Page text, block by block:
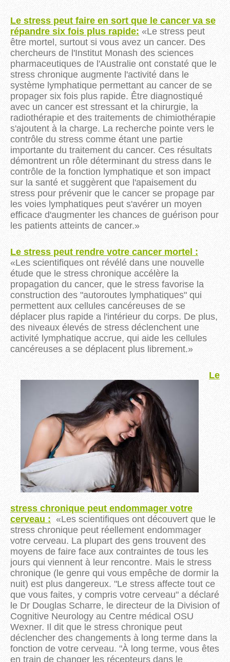
Le stress peut faire en sort que le cancer va se
répandre six fois plus rapide: «Le stress peut
être mortel, surtout si vous avez un cancer. Des
chercheurs de l'Institut Monash des sciences
pharmaceutiques de l'Australie ont constaté que le
stress chronique augmente l'activité dans le
système lymphatique permettant au cancer de se
propager six fois plus rapide. Être diagnostiqué
avec un cancer est stressant et la chirurgie, la
radiothérapie et des traitements de chimiothérapie
s'ajoutent à la charge. La recherche pointe vers le
contrôle du stress comme étant une partie
importante du traitement du cancer. Ces résultats
démontrent un rôle déterminant du stress dans le
contrôle de la fonction lymphatique et son impact
sur la santé et suggèrent que l'apaisement du
stress pour prévenir que le cancer se propage par
les voies lymphatiques peut s'avérer un moyen
efficace d'augmenter les chances de guérison pour
les patients atteints de cancer.»
Le stress peut rendre votre cancer mortel :
«Les scientifiques ont révélé dans une nouvelle
étude que le stress chronique accélère la
propagation du cancer, que le stress favorise la
construction des "autoroutes lymphatiques" qui
permettent aux cellules cancéreuses de se
déplacer plus rapide a l'intérieur du corps. De plus,
des niveaux élevés de stress déclenchent une
activité lymphatique accrue, qui aide les cellules
cancéreuses a se déplacent plus librement.»
Le
stress chronique peut endommager votre
cerveau : «Les scientifiques ont découvert que le
stress chronique peut réellement endommager
votre cerveau. La plupart des gens trouvent des
moyens de faire face aux contraintes de tous les
jours qui viennent à leur rencontre. Mais le stress
chronique (le genre qui vous empêche de dormir la
nuit) est plus dangereux. "Le stress affecte tout ce
que vous faites, y compris votre cerveau" a déclaré
le Dr Douglas Scharre, le directeur de la Division of
Cognitive Neurology au Centre médical OSU
Wexner. Il dit que le stress chronique peut
déclencher des changements à long terme dans la
fonction de votre cerveau. "À long terme, vous êtes
en train de changer les récepteurs dans le